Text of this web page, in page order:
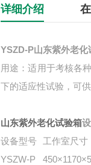
详细介绍
YSZD-P山东紫外老化
用途：适用于考核各
下的适应性试验，可
山东紫外老化试验箱
设备型号
工作室尺寸
YSZW-P